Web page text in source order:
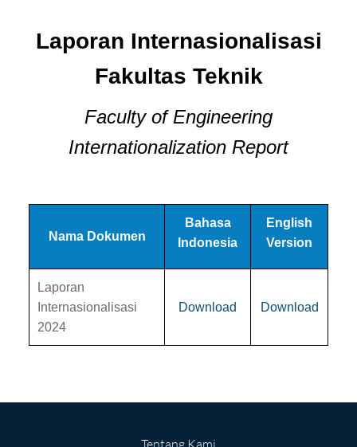
Laporan Internasionalisasi
Fakultas Teknik
Faculty of Engineering
Internationalization Report
Nama Dokumen
Bahasa
Indonesia
English
Version
Laporan
Internasionalisasi
2024
Download Download
Tentang Kami